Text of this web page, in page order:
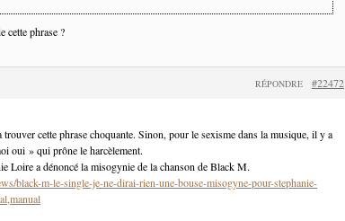
cette phrase ?
#22472
RÉPONDRE
trouver cette phrase choquante. Sinon, pour le sexisme dans la musique, il y a
oui » qui prône le harcèlement.
Loire a dénoncé la misogynie de la chanson de Black M.
black-m-le-single-je-ne-dirai-rien-une-bouse-misogyne-pour-stephanie-